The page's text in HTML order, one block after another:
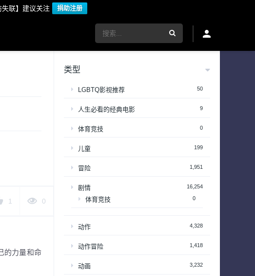
联】建议关注 捐助注册
1 0
的力量和命
类型
LGBTQ影视推荐 50
人生必看的经典电影 9
体育竞技 0
儿童 199
冒险 1,951
剧情 16,254
体育竞技 0
动作 4,328
动作冒险 1,418
动画 3,232